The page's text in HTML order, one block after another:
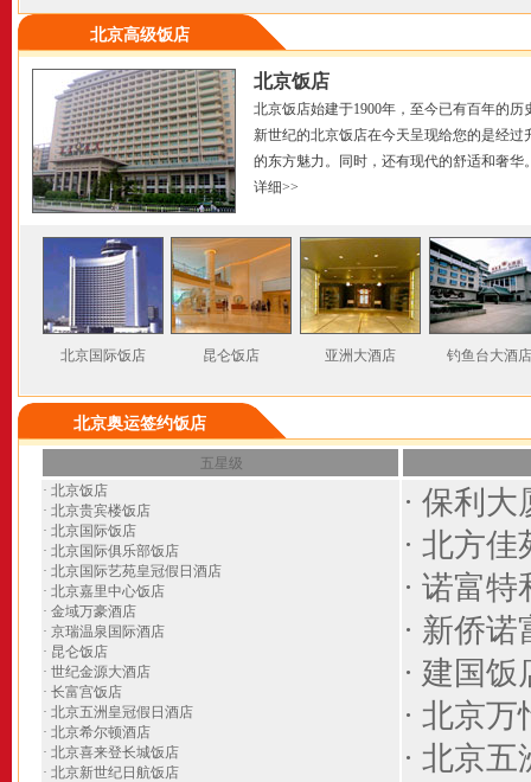
北京高级饭店
北京饭店
北京饭店始建于1900年，至今已有百年的历
新世纪的北京饭店在今天呈现给您的是经过
的东方魅力。同时，还有现代的舒适和奢华
详细>>
北京国际饭店 昆仑饭店 亚洲大酒店 钓鱼台大酒店
北京奥运签约饭店
五星级
· 北京饭店
· 北京贵宾楼饭店
· 北京国际饭店
· 北京国际俱乐部饭店
· 北京国际艺苑皇冠假日酒店
· 北京嘉里中心饭店
· 金域万豪酒店
· 京瑞温泉国际酒店
· 昆仑饭店
· 世纪金源大酒店
· 长富宫饭店
· 北京五洲皇冠假日酒店
· 北京希尔顿酒店
· 北京喜来登长城饭店
· 北京新世纪日航饭店
· 保利大
· 北方佳
· 诺富特
· 新侨诺
· 建国饭
· 北京万
· 北京